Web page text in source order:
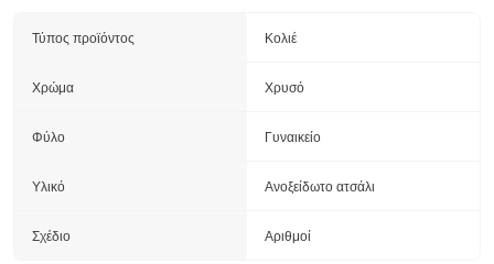
Τύπος προϊόντος Κολιέ
Χρώμα Χρυσό
Φύλο Γυναικείο
Υλικό Ανοξείδωτο ατσάλι
Σχέδιο Αριθμοί